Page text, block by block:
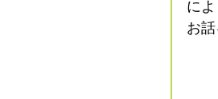
に
お話